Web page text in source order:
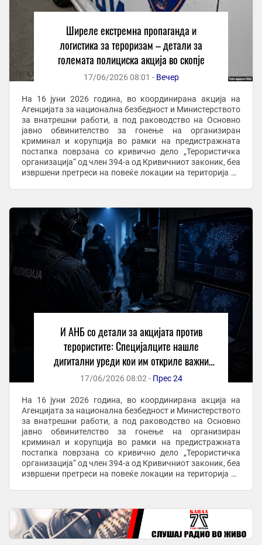
Ширеле екстремна пропаганда и
логистика за тероризам – детали за
големата полициска акција во скопје
17/06/2026 08:01 - Вечер
На 16 јуни 2026 година, во координирана акција на
Агенцијата за национална безбедност и Министерството
за внатрешни работи, а под раководство на Основно
јавно обвинителство за гонење на организиран
криминал и корупција во рамки на предистражната
постапка поврзана со кривично дело „Терористичка
организација“ од член 394-а од Кривичниот законик, беа
извршени претреси на повеќе локации на територија на
И АНБ со детали за акцијата против
терористите: Специјалците нашле
дигитални уреди кои им откриле важни
траги
17/06/2026 08:02 - Прес 24
На 16 јуни 2026 година, во координирана акција на
Агенцијата за национална безбедност и Министерството
за внатрешни работи, а под раководство на Основно
јавно обвинителство за гонење на организиран
криминал и корупција во рамки на предистражната
постапка поврзана со кривично дело „Терористичка
организација“ од член 394-а од Кривичниот законик, беа
извршени претреси на повеќе локации на територија на